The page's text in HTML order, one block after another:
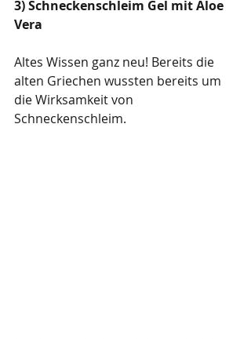
3) Schneckenschleim Gel mit Aloe
Vera
Altes Wissen ganz neu! Bereits die
alten Griechen wussten bereits um
die Wirksamkeit von
Schneckenschleim.